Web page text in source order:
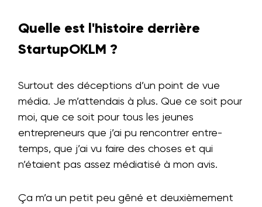
Quelle est l'histoire derrière
StartupOKLM ?
Surtout des déceptions d’un point de vue
média. Je m’attendais à plus. Que ce soit pour
moi, que ce soit pour tous les jeunes
entrepreneurs que j’ai pu rencontrer entre-
temps, que j’ai vu faire des choses et qui
n’étaient pas assez médiatisé à mon avis.
Ça m’a un petit peu gêné et deuxièmement